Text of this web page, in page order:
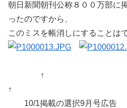
朝日新聞朝刊公称８００万部に
ったのですから、
このミスを帳消しにすることは
↑
10/1掲載の選択9